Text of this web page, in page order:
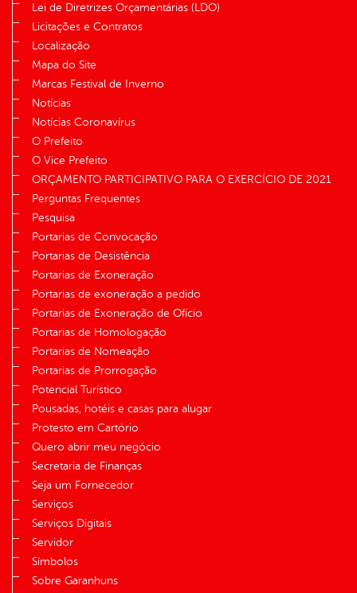
Lei de Diretrizes Orçamentárias (LDO)
Licitações e Contratos
Localização
Mapa do Site
Marcas Festival de Inverno
Notícias
Notícias Coronavírus
O Prefeito
O Vice Prefeito
ORÇAMENTO PARTICIPATIVO PARA O EXERCÍCIO DE 2021
Perguntas Frequentes
Pesquisa
Portarias de Convocação
Portarias de Desistência
Portarias de Exoneração
Portarias de exoneração a pedido
Portarias de Exoneração de Ofício
Portarias de Homologação
Portarias de Nomeação
Portarias de Prorrogação
Potencial Turístico
Pousadas, hotéis e casas para alugar
Protesto em Cartório
Quero abrir meu negócio
Secretaria de Finanças
Seja um Fornecedor
Serviços
Serviços Digitais
Servidor
Símbolos
Sobre Garanhuns